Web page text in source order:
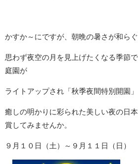
かすか～にですが、朝晩の暑さが和ら
思わず夜空の月を見上げたくなる季節
庭園が
ライトアップされ 「秋季夜間特別開園
癒しの明かりに彩られた美しい夜の日
賞してみませんか。
９月１０日（土）～９月１１日（日）